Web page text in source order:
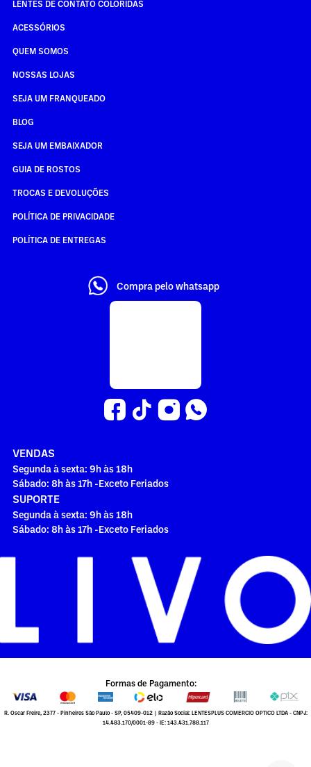
LENTES DE CONTATO COLORIDAS
ACESSÓRIOS
QUEM SOMOS
NOSSAS LOJAS
SEJA UM FRANQUEADO
BLOG
SEJA UM EMBAIXADOR
GUIA DE ROSTOS
TROCAS E DEVOLUÇÕES
POLÍTICA DE PRIVACIDADE
POLÍTICA DE ENTREGAS
Compra pelo whatsapp
VENDAS
Segunda à sexta: 9h às 18h
Sábado: 8h às 17h -Exceto Feriados
SUPORTE
Segunda à sexta: 9h às 18h
Sábado: 8h às 17h -Exceto Feriados
Formas de Pagamento:
R. Oscar Freire, 2377 - Pinheiros São Paulo - SP, 05409-012 | Razão Social: LENTESPLUS COMERCIO OPTICO LTDA - CNPJ:
14.483.170/0001-89 - IE: 143.431.788.117